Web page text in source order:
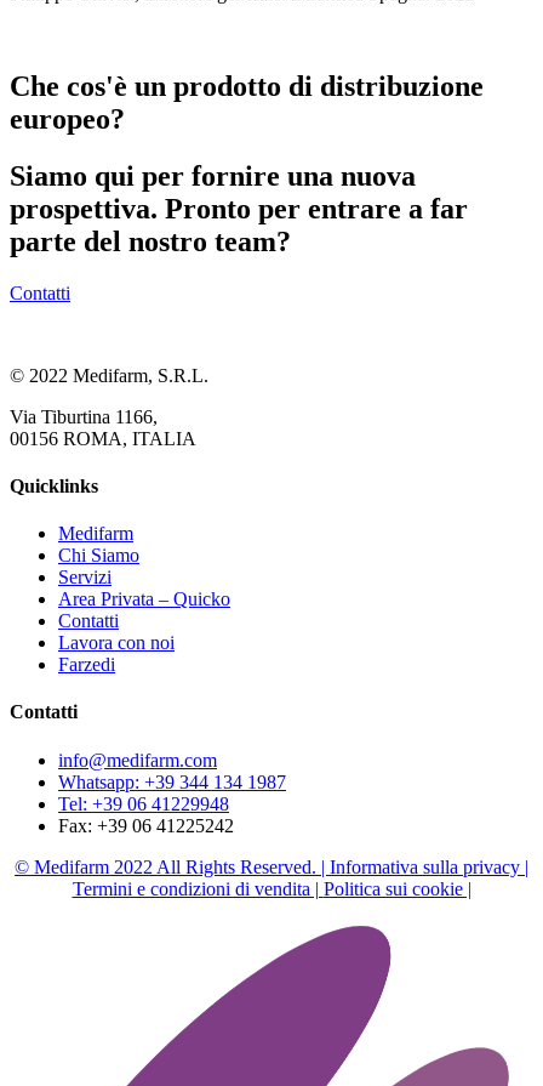
Che cos'è un prodotto di distribuzione
europeo?
Siamo qui per fornire una nuova
prospettiva. Pronto per entrare a far
parte del nostro team?
Contatti
© 2022 Medifarm, S.R.L.
Via Tiburtina 1166,
00156 ROMA, ITALIA
Quicklinks
Medifarm
Chi Siamo
Servizi
Area Privata – Quicko
Contatti
Lavora con noi
Farzedi
Contatti
info@medifarm.com
Whatsapp: +39 344 134 1987
Tel: +39 06 41229948
Fax: +39 06 41225242
© Medifarm 2022 All Rights Reserved. | Informativa sulla privacy |
Termini e condizioni di vendita | Politica sui cookie |